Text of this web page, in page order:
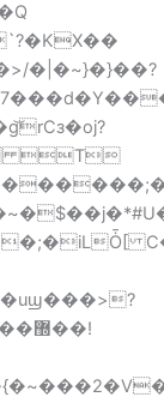
T